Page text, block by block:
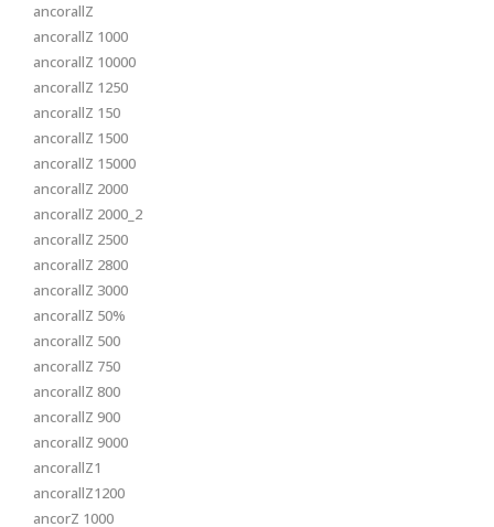
ancorallZ
ancorallZ 1000
ancorallZ 10000
ancorallZ 1250
ancorallZ 150
ancorallZ 1500
ancorallZ 15000
ancorallZ 2000
ancorallZ 2000_2
ancorallZ 2500
ancorallZ 2800
ancorallZ 3000
ancorallZ 50%
ancorallZ 500
ancorallZ 750
ancorallZ 800
ancorallZ 900
ancorallZ 9000
ancorallZ1
ancorallZ1200
ancorZ 1000